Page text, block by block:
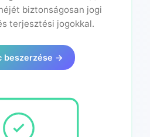
biztonságosan jogi
terjesztési jogokkal.
beszerzése →